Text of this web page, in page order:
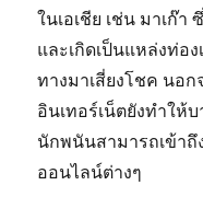
ในเอเชีย เช่น มาเก๊
และเกิดเป็นแหล่งท่อ
ทางมาเสี่ยงโชค นอ
อินเทอร์เน็ตยังทำให้
นักพนันสามารถเข้าถึ
ออนไลน์ต่างๆ